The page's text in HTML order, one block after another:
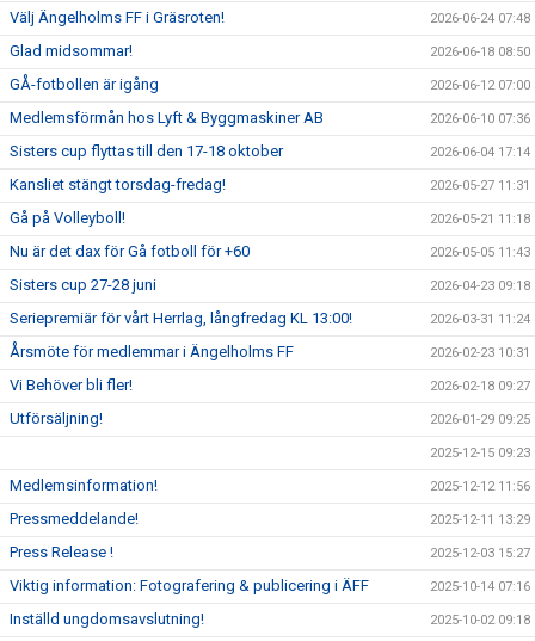
Välj Ängelholms FF i Gräsroten! 2026-06-24 07:48
Glad midsommar! 2026-06-18 08:50
GÅ-fotbollen är igång 2026-06-12 07:00
Medlemsförmån hos Lyft & Byggmaskiner AB 2026-06-10 07:36
Sisters cup flyttas till den 17-18 oktober 2026-06-04 17:14
Kansliet stängt torsdag-fredag! 2026-05-27 11:31
Gå på Volleyboll! 2026-05-21 11:18
Nu är det dax för Gå fotboll för +60 2026-05-05 11:43
Sisters cup 27-28 juni 2026-04-23 09:18
Seriepremiär för vårt Herrlag, långfredag KL 13:00! 2026-03-31 11:24
Årsmöte för medlemmar i Ängelholms FF 2026-02-23 10:31
Vi Behöver bli fler! 2026-02-18 09:27
Utförsäljning! 2026-01-29 09:25
2025-12-15 09:23
Medlemsinformation! 2025-12-12 11:56
Pressmeddelande! 2025-12-11 13:29
Press Release ! 2025-12-03 15:27
Viktig information: Fotografering & publicering i ÄFF 2025-10-14 07:16
Inställd ungdomsavslutning! 2025-10-02 09:18